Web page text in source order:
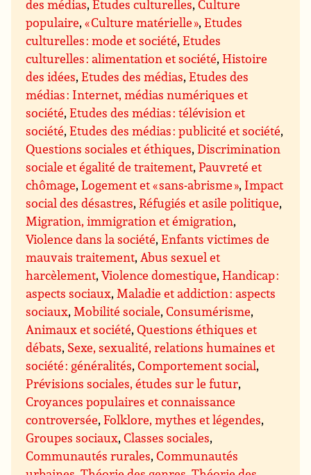
des médias,Etudes culturelles,Culture
populaire,« Culture matérielle »,Etudes
culturelles : mode et société,Etudes
culturelles : alimentation et société,Histoire
des idées,Etudes des médias,Etudes des
médias : Internet, médias numériques et
société,Etudes des médias : télévision et
société,Etudes des médias : publicité et société,
Questions sociales et éthiques,Discrimination
sociale et égalité de traitement,Pauvreté et
chômage,Logement et « sans-abrisme », Impact
social des désastres,Réfugiés et asile politique,
Migration, immigration et émigration,
Violence dans la société,Enfants victimes de
mauvais traitement,Abus sexuel et
harcèlement,Violence domestique,Handicap :
aspects sociaux,Maladie et addiction : aspects
sociaux,Mobilité sociale,Consumérisme,
Animaux et société,Questions éthiques et
débats, Sexe, sexualité, relations humaines et
société : généralités,Comportement social,
Prévisions sociales, études sur le futur,
Croyances populaires et connaissance
controversée,Folklore, mythes et légendes,
Groupes sociaux,Classes sociales,
Communautés rurales,Communautés